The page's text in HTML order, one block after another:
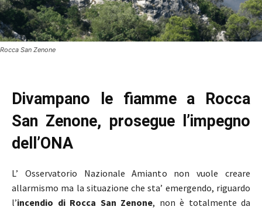
Rocca San Zenone
Divampano le fiamme a Rocca
San Zenone, prosegue l’impegno
dell’ONA
L’ Osservatorio Nazionale Amianto non vuole creare
allarmismo ma la situazione che sta’ emergendo, riguardo
l’incendio di Rocca San Zenone, non è totalmente da